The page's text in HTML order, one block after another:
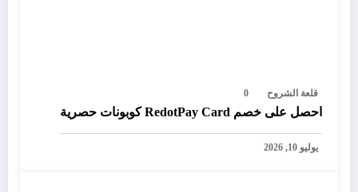
قلعة الشروح 0
احصل على خصم RedotPay Card كوبونات حصرية
يوليو 10, 2026